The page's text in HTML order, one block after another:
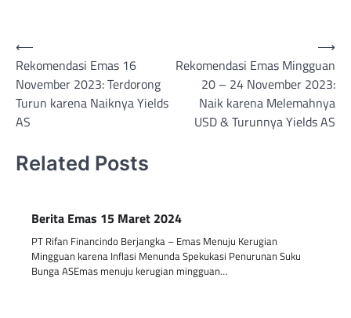
Post
navigation
⟵
Rekomendasi Emas 16
November 2023: Terdorong
Turun karena Naiknya Yields
AS
Rekomendasi Emas Mingguan
20 – 24 November 2023:
Naik karena Melemahnya
USD & Turunnya Yields AS
⟶
Related Posts
Berita Emas 15 Maret 2024
PT Rifan Financindo Berjangka – Emas Menuju Kerugian
Mingguan karena Inflasi Menunda Spekukasi Penurunan Suku
Bunga ASEmas menuju kerugian mingguan…